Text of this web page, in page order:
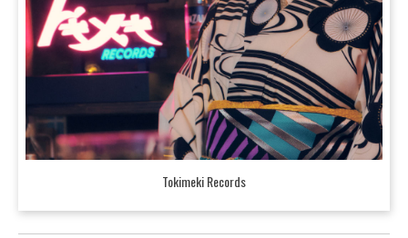
Tokimeki Records